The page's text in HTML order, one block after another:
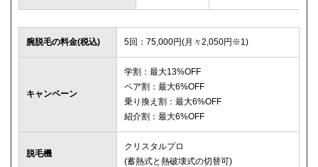
腕脱毛の料金(税込) 5回：75,000円(月々2,050円※1)
キャンペーン
学割：最大13%OFF
ペア割：最大6%OFF
乗り換え割：最大6%OFF
紹介割：最大6%OFF
脱毛機
クリスタルプロ
(蓄熱式と熱破壊式の切替可)